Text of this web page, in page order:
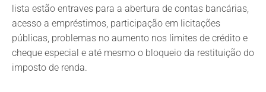
lista estão entraves para a abertura de contas bancárias,
acesso a empréstimos, participação em licitações
públicas, problemas no aumento nos limites de crédito e
cheque especial e até mesmo o bloqueio da restituição do
imposto de renda.